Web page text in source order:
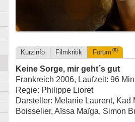
Kurzinfo Filmkritik Forum (6)
Keine Sorge, mir geht´s gut
Frankreich 2006, Laufzeit: 96
Regie: Philippe Lioret
Darsteller: Melanie Laurent,
Boisselier, Aïssa Maïga, Simon